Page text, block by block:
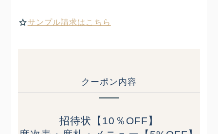
サンプル請求はこちら
クーポン内容
招待状【10％OFF】